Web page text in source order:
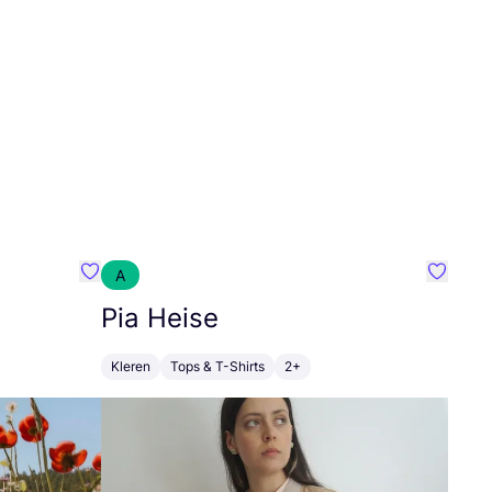
Favoriete {naam}
A
Pia Heise
Kleren Tops & T-Shirts 2+